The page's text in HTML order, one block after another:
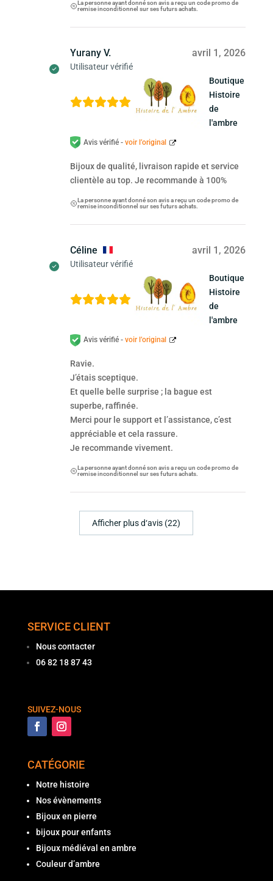
La personne ayant donné son avis a reçu un code promo de
remise inconditionnel sur ses futurs achats.
Yurany V.
Utilisateur vérifié
avril 1, 2026
Boutique
Histoire
de
l'ambre
Avis vérifié - voir l’original
Bijoux de qualité, livraison rapide et service
clientèle au top. Je recommande à 100%
La personne ayant donné son avis a reçu un code promo de
remise inconditionnel sur ses futurs achats.
Céline
Utilisateur vérifié
avril 1, 2026
Boutique
Histoire
de
l'ambre
Avis vérifié - voir l’original
Ravie.
J’étais sceptique.
Et quelle belle surprise ; la bague est
superbe, raffinée.
Merci pour le support et l’assistance, c’est
appréciable et cela rassure.
Je recommande vivement.
La personne ayant donné son avis a reçu un code promo de
remise inconditionnel sur ses futurs achats.
Afficher plus d‘avis (22)
SERVICE CLIENT
Nous contacter
06 82 18 87 43
SUIVEZ-NOUS
CATÉGORIE
Notre histoire
Nos évènements
Bijoux en pierre
bijoux pour enfants
Bijoux médiéval en ambre
Couleur d’ambre